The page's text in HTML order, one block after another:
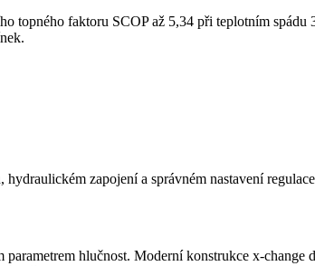
topného faktoru SCOP až 5,34 při teplotním
zapojení a správném nastavení
parametrem hlučnost. Moderní konstrukce x-